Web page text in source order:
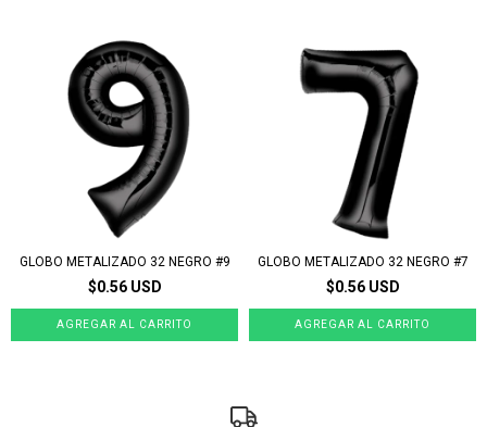
GLOBO METALIZADO 32 NEGRO #9
$0.56 USD
GLOBO METALIZADO 32 NEGRO #7
$0.56 USD